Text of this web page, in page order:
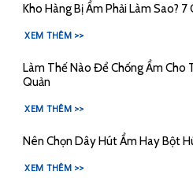
Kho Hàng Bị Ẩm Phải Làm Sao?
XEM THÊM >>
Làm Thế Nào Để Chống Ẩm Cho
Quản
XEM THÊM >>
Nên Chọn Dây Hút Ẩm Hay Bột
XEM THÊM >>